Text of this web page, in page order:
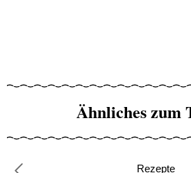
Ähnliches zum
Rezepte